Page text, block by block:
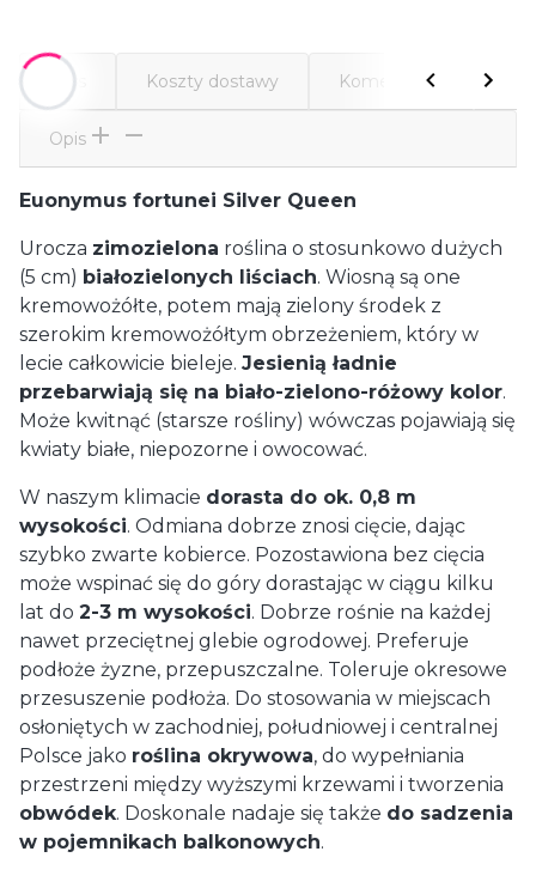
Opis Koszty dostawy Komentarze
Opis
Euonymus fortunei Silver Queen
Urocza zimozielona roślina o stosunkowo dużych
(5 cm) białozielonych liściach. Wiosną są one
kremowożółte, potem mają zielony środek z
szerokim kremowożółtym obrzeżeniem, który w
lecie całkowicie bieleje. Jesienią ładnie
przebarwiają się na biało-zielono-różowy kolor.
Może kwitnąć (starsze rośliny) wówczas pojawiają się
kwiaty białe, niepozorne i owocować.
W naszym klimacie dorasta do ok. 0,8 m
wysokości. Odmiana dobrze znosi cięcie, dając
szybko zwarte kobierce. Pozostawiona bez cięcia
może wspinać się do góry dorastając w ciągu kilku
lat do 2-3 m wysokości. Dobrze rośnie na każdej
nawet przeciętnej glebie ogrodowej. Preferuje
podłoże żyzne, przepuszczalne. Toleruje okresowe
przesuszenie podłoża. Do stosowania w miejscach
osłoniętych w zachodniej, południowej i centralnej
Polsce jako roślina okrywowa, do wypełniania
przestrzeni między wyższymi krzewami i tworzenia
obwódek. Doskonale nadaje się także do sadzenia
w pojemnikach balkonowych.